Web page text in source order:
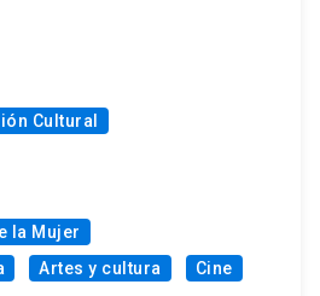
Cultural
la Mujer
Artes y cultura Cine